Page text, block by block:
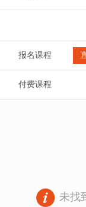
报名课程
付费课程
未找